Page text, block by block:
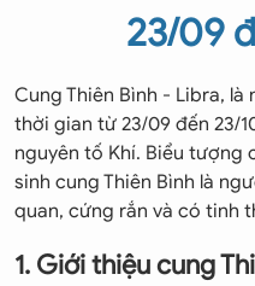
23/09
Cung Thiên Bình - Libra,
thời gian từ 23/09 đến 23/
nguyên tố Khí. Biểu tượng
sinh cung Thiên Bình là
quan, cứng rắn và có tinh
1. Giới thiệu cung